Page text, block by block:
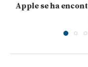
Apple se ha